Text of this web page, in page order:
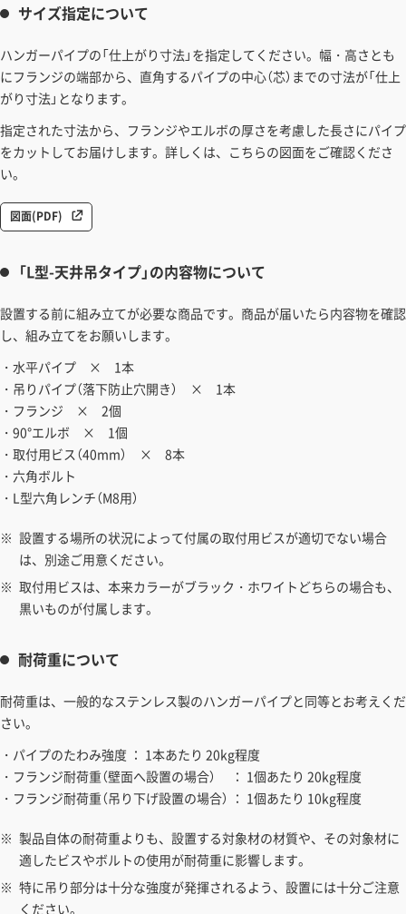
サイズ指定について
ハンガーパイプの「仕上がり寸法」を指定してください。幅・高さとも
にフランジの端部から、直角するパイプの中心（芯）までの寸法が「仕上
がり寸法」となります。
指定された寸法から、フランジやエルボの厚さを考慮した長さにパイプ
をカットしてお届けします。詳しくは、こちらの図面をご確認くださ
い。
図面(PDF)
「L型-天井吊タイプ」の内容物について
設置する前に組み立てが必要な商品です。商品が届いたら内容物を確認
し、組み立てをお願いします。
・水平パイプ × 1本
・吊りパイプ（落下防止穴開き） × 1本
・フランジ × 2個
・90°エルボ × 1個
・取付用ビス（40mm） × 8本
・六角ボルト
・L型六角レンチ（M8用）
設置する場所の状況によって付属の取付用ビスが適切でない場合
は、別途ご用意ください。
取付用ビスは、本来カラーがブラック・ホワイトどちらの場合も、
黒いものが付属します。
耐荷重について
耐荷重は、一般的なステンレス製のハンガーパイプと同等とお考えくだ
さい。
・パイプのたわみ強度 ： 1本あたり 20kg程度
・フランジ耐荷重（壁面へ設置の場合） ： 1個あたり 20kg程度
・フランジ耐荷重（吊り下げ設置の場合） ： 1個あたり 10kg程度
製品自体の耐荷重よりも、設置する対象材の材質や、その対象材に
適したビスやボルトの使用が耐荷重に影響します。
特に吊り部分は十分な強度が発揮されるよう、設置には十分ご注意
ください。